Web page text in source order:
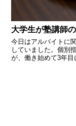
大学生が塾講師
今日はアルバイトに
していました。個別
が、働き始めて3年目
で精いっぱいだった